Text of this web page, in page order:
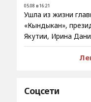
05.08 в 16:21
Ушла из жизни
«Кындыкан»,
Якутии, Ирина
Соцсети